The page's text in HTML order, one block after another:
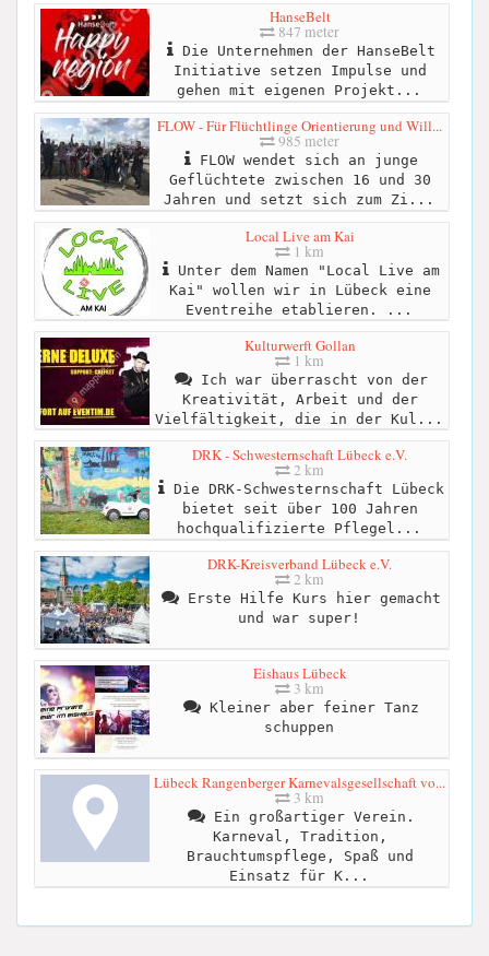
HanseBelt
847 meter
Die Unternehmen der HanseBelt
Initiative setzen Impulse und
gehen mit eigenen Projekt...
FLOW - Für Flüchtlinge Orientierung und Will...
985 meter
FLOW wendet sich an junge
Geflüchtete zwischen 16 und 30
Jahren und setzt sich zum Zi...
Local Live am Kai
1 km
Unter dem Namen "Local Live am
Kai" wollen wir in Lübeck eine
Eventreihe etablieren. ...
Kulturwerft Gollan
1 km
Ich war überrascht von der
Kreativität, Arbeit und der
Vielfältigkeit, die in der Kul...
DRK - Schwesternschaft Lübeck e.V.
2 km
Die DRK-Schwesternschaft Lübeck
bietet seit über 100 Jahren
hochqualifizierte Pflegel...
DRK-Kreisverband Lübeck e.V.
2 km
Erste Hilfe Kurs hier gemacht
und war super!
Eishaus Lübeck
3 km
Kleiner aber feiner Tanz
schuppen
Lübeck Rangenberger Karnevalsgesellschaft vo...
3 km
Ein großartiger Verein.
Karneval, Tradition,
Brauchtumspflege, Spaß und
Einsatz für K...